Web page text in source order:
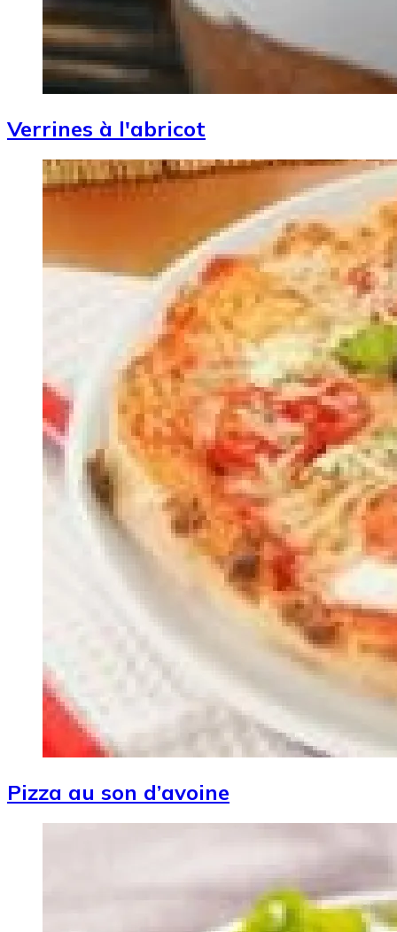
Verrines à l'abricot
Image
Pizza au son d’avoine